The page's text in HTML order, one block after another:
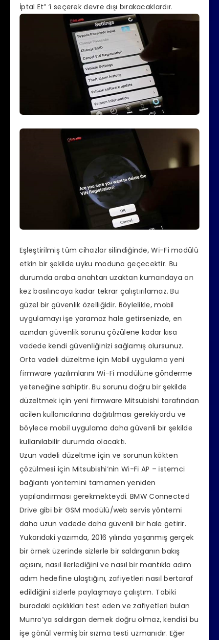
İptal Et” ’i seçerek devre dışı bırakacaklardır.
Eşleştirilmiş tüm cihazlar silindiğinde, Wi-Fi modülü
etkin bir şekilde uyku moduna geçecektir. Bu
durumda araba anahtarı uzaktan kumandaya on
kez basılıncaya kadar tekrar çalıştırılamaz. Bu
güzel bir güvenlik özelliğidir. Böylelikle, mobil
uygulamayı işe yaramaz hale getirsenizde, en
azından güvenlik sorunu çözülene kadar kısa
vadede kendi güvenliğinizi sağlamış olursunuz.
Orta vadeli düzeltme için Mobil uygulama yeni
firmware yazılımlarını Wi-Fi modülüne gönderme
yeteneğine sahiptir. Bu sorunu doğru bir şekilde
düzeltmek için yeni firmware Mitsubishi tarafından
acilen kullanıcılarına dağıtılması gerekiyordu ve
böylece mobil uygulama daha güvenli bir şekilde
kullanılabilir durumda olacaktı.
Uzun vadeli düzeltme için ve sorunun kökten
çözülmesi için Mitsubishi’nin Wi-Fi AP – istemci
bağlantı yöntemini tamamen yeniden
yapılandırması gerekmekteydi. BMW Connected
Drive gibi bir GSM modülü/web servis yöntemi
daha uzun vadede daha güvenli bir hale getirir.
Yukarıdaki yazımda, 2016 yılında yaşanmış gerçek
bir örnek üzerinde sizlerle bir saldırganın bakış
açısını, nasıl ilerlediğini ve nasıl bir mantıkla adım
adım hedefine ulaştığını, zafiyetleri nasıl bertaraf
edildiğini sizlerle paylaşmaya çalıştım. Tabiki
buradaki açıklıkları test eden ve zafiyetleri bulan
Munro’ya saldırgan demek doğru olmaz, kendisi bu
işe gönül vermiş bir sızma testi uzmanıdır. Eğer